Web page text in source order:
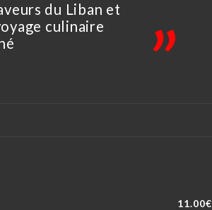
du Liban et
culinaire
11.00€